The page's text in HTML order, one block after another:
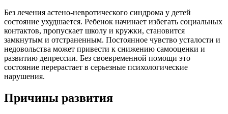
Без лечения астено-невротического синдрома у детей
состояние ухудшается. Ребенок начинает избегать социальных
контактов, пропускает школу и кружки, становится
замкнутым и отстраненным. Постоянное чувство усталости и
недовольства может привести к снижению самооценки и
развитию депрессии. Без своевременной помощи это
состояние перерастает в серьезные психологические
нарушения.
Причины развития